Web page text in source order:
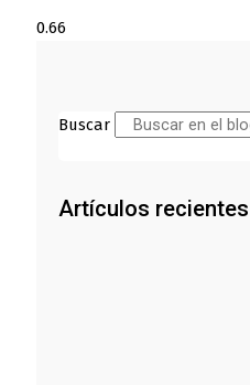
Buscar
Artículos recientes